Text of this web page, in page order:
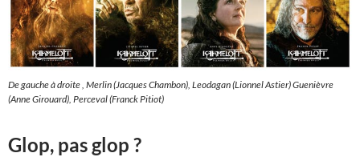
De gauche à droite , Merlin (Jacques Chambon), Leodagan (Lionnel Astier) Guenièvre
(Anne Girouard), Perceval (Franck Pitiot)
Glop, pas glop ?